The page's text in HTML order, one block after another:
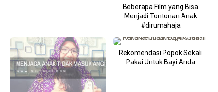
Beberapa Film yang Bisa
Menjadi Tontonan Anak
#dirumahaja
Rekomendasi Popok Sekali
Pakai Untuk Bayi Anda